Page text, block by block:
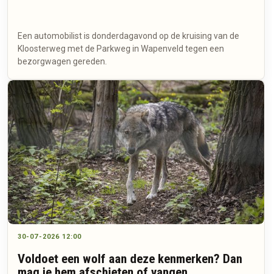
Een automobilist is donderdagavond op de kruising van de
Kloosterweg met de Parkweg in Wapenveld tegen een
bezorgwagen gereden.
30-07-2026 12:00
Voldoet een wolf aan deze kenmerken? Dan